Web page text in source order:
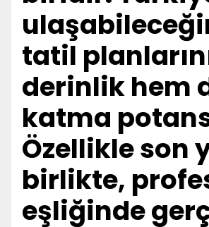
tatil
derinlik hem
katma
Özellikle son
birlikte,
eşliğinde